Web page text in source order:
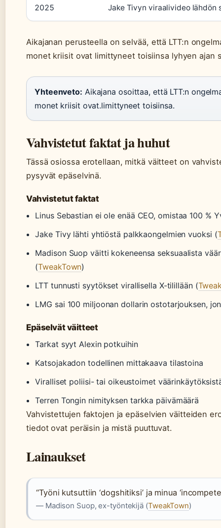
2025 Jake Tivyn viraalivideo lähdön
Aikajanan perusteella on selvää, että LTT:n
monet kriisit ovat limittyneet toisiinsa lyhyen ajan
Yhteenveto: Aikajana osoittaa, että LTT:n
monet kriisit ovat.limittyneet toisiinsa.
Vahvistetut faktat ja huhut
Tässä osiossa erotellaan, mitkä väitteet on
pysyvät epäselvinä.
Vahvistetut faktat
Linus Sebastian ei ole enää CEO, omistaa 100 %
Jake Tivy lähti yhtiöstä palkkaongelmien vuoksi (
Madison Suop väitti kokeneensa seksuaalista
(TweakTown)
LTT tunnusti syytökset virallisella X-tilillään (
LMG sai 100 miljoonan dollarin ostotarjouksen,
Epäselvät väitteet
Tarkat syyt Alexin potkuihin
Katsojakadon todellinen mittakaava tilastoina
Viralliset poliisi- tai oikeustoimet
Terren Tongin nimityksen tarkka päivämäärä
Vahvistettujen faktojen ja epäselvien väitteiden
tiedot ovat peräisin ja mistä puuttuvat.
Lainaukset
“Työni kutsuttiin ‘dogshitiksi’ ja minua
— Madison Suop, ex-työntekijä (TweakTown)